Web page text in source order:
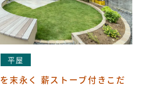
平屋
末永く 薪ストーブ付きこだ